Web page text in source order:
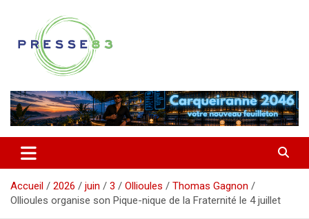
contenu
Presse 83
Accueil 2026 juin 3 Ollioules
Thomas Gagnon
Ollioules organise son Pique-nique de la Fraternité le 4 juillet